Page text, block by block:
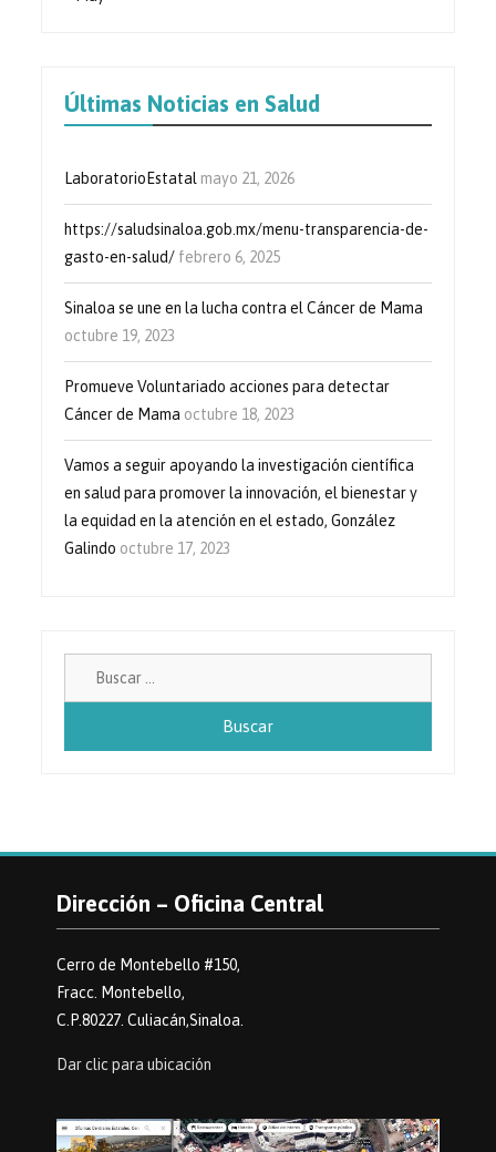
Últimas Noticias en Salud
LaboratorioEstatal mayo 21, 2026
https://saludsinaloa.gob.mx/menu-transparencia-de-
gasto-en-salud/ febrero 6, 2025
Sinaloa se une en la lucha contra el Cáncer de Mama
octubre 19, 2023
Promueve Voluntariado acciones para detectar
Cáncer de Mama octubre 18, 2023
Vamos a seguir apoyando la investigación científica
en salud para promover la innovación, el bienestar y
la equidad en la atención en el estado, González
Galindo octubre 17, 2023
Dirección – Oficina Central
Cerro de Montebello #150,
Fracc. Montebello,
C.P.80227. Culiacán,Sinaloa.
Dar clic para ubicación